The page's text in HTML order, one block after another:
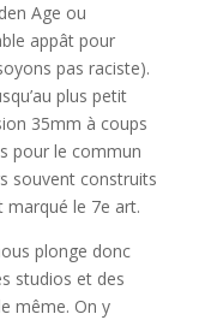
Age ou
appât pour
pas raciste).
plus petit
35mm à coups
pour le commun
souvent construits
marqué le 7e art.
plonge donc
studios et des
même. On y